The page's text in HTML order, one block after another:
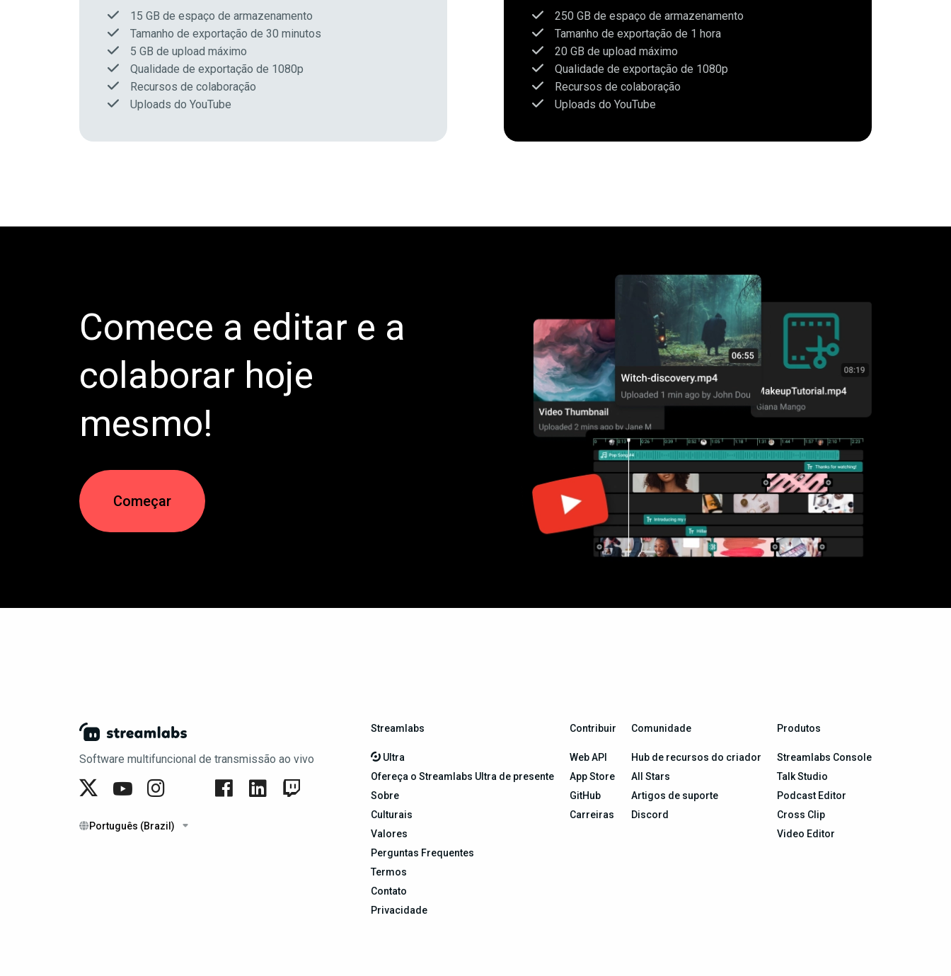
15 GB de espaço de armazenamento
Tamanho de exportação de 30 minutos
5 GB de upload máximo
Qualidade de exportação de 1080p
Recursos de colaboração
Uploads do YouTube
250 GB de espaço de armazenamento
Tamanho de exportação de 1 hora
20 GB de upload máximo
Qualidade de exportação de 1080p
Recursos de colaboração
Uploads do YouTube
Comece a editar e a
colaborar hoje
mesmo!
Começar
Software multifuncional de transmissão ao vivo
Português (Brazil)
Streamlabs
Ultra
Ofereça o Streamlabs Ultra de presente
Sobre
Culturais
Valores
Perguntas Frequentes
Termos
Contato
Privacidade
Contribuir
Web API
App Store
GitHub
Carreiras
Comunidade
Hub de recursos do criador
All Stars
Artigos de suporte
Discord
Produtos
Streamlabs Console
Talk Studio
Podcast Editor
Cross Clip
Video Editor